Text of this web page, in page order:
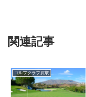
関連記事
ゴルフクラブ買取